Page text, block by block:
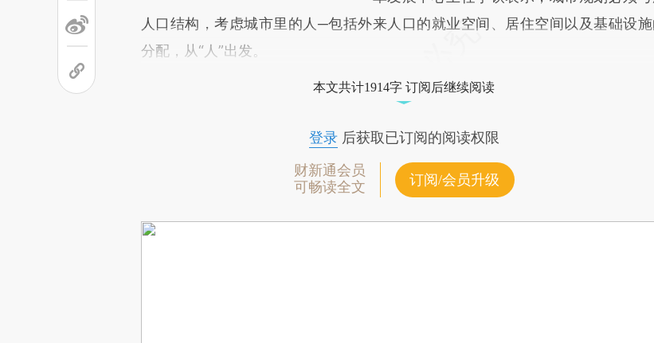
人口结构，考虑城市里的人─包括外来人口的就业空间、居住空间以及基础设
分配，从“人”出发。
本文共计1914字 订阅后继续阅读
登录后获取已订阅的阅读权限
财新通会员
可畅读全文
订阅/会员升级